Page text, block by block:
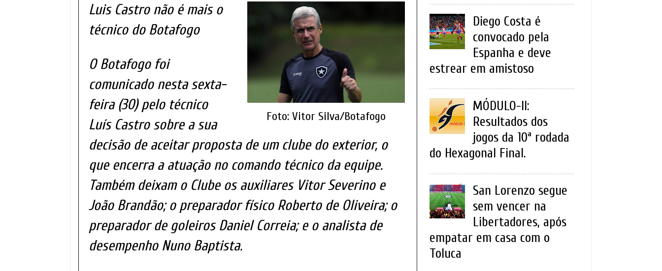
Foto: Vitor Silva/Botafogo
Luis Castro não é mais o
técnico do Botafogo
O Botafogo foi
comunicado nesta sexta-
feira (30) pelo técnico
Luís Castro sobre a sua
decisão de aceitar proposta de um clube do exterior, o
que encerra a atuação no comando técnico da equipe.
Também deixam o Clube os auxiliares Vitor Severino e
João Brandão; o preparador físico Roberto de Oliveira; o
preparador de goleiros Daniel Correia; e o analista de
desempenho Nuno Baptista.
Diego Costa é
convocado pela
Espanha e deve
estrear em amistoso
MÓDULO-II:
Resultados dos
jogos da 10ª rodada
do Hexagonal Final.
San Lorenzo segue
sem vencer na
Libertadores, após
empatar em casa com o
Toluca